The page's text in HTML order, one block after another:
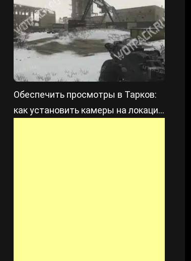
Обеспечить просмотры в Тарков:
как установить камеры на локации